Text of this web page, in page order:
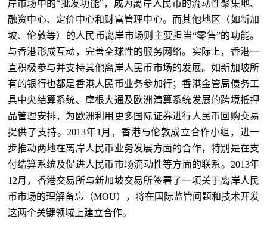
岸市场中的“批发功能”，成为离岸人民币的流动性聚集地、
融资中心、定价中心和财富管理中心。而其他地区（如新加
坡、伦敦等）的人民币离岸市场则主要担当“零售”的功能。
与香港形成互动，完善全球性的服务网络。实际上，香港一
直积极参与并支持其他离岸人民币市场的发展。如新加坡所
有的银行也都是香港人民币业务参加行；香港金管局债务工
具中央结算系统、摩根大通及欧洲清算系统发展的跨境抵押
品管理安排，为欧洲利用更多国际证券进行人民币回购交易
提供了支持。2013年1月，香港与伦敦成立合作小组，进一
步推动两地在离岸人民币业务发展方面的合作，特别是在支
付结算系统及促进人民币市场流动性等方面的联系。2013年
12月，香港交易所与新加坡交易所签署了一项关于离岸人民
币市场的理解备忘（MOU），将在国际监管问题和技术开发
这两个关键领域上建立合作。